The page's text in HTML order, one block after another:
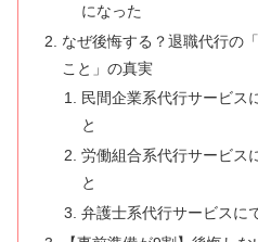
になった
なぜ後悔する？退職代行の
こと」の真実
民間企業系代行サービス
と
労働組合系代行サービス
と
弁護士系代行サービスに